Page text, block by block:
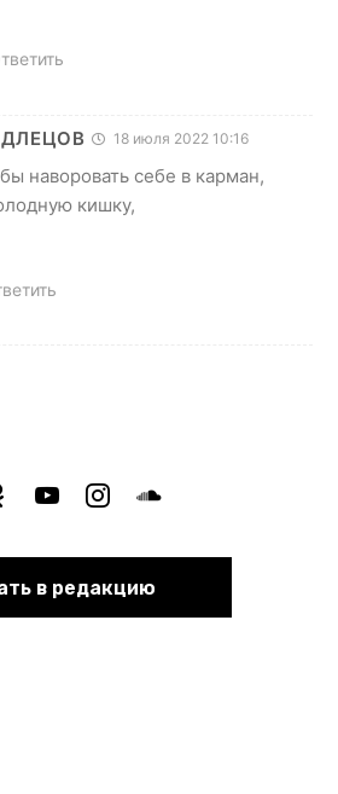
18 июля 2022 10:16
наворовать себе в карман,
кишку,
youtubeinstagramsoundcloud
в редакцию